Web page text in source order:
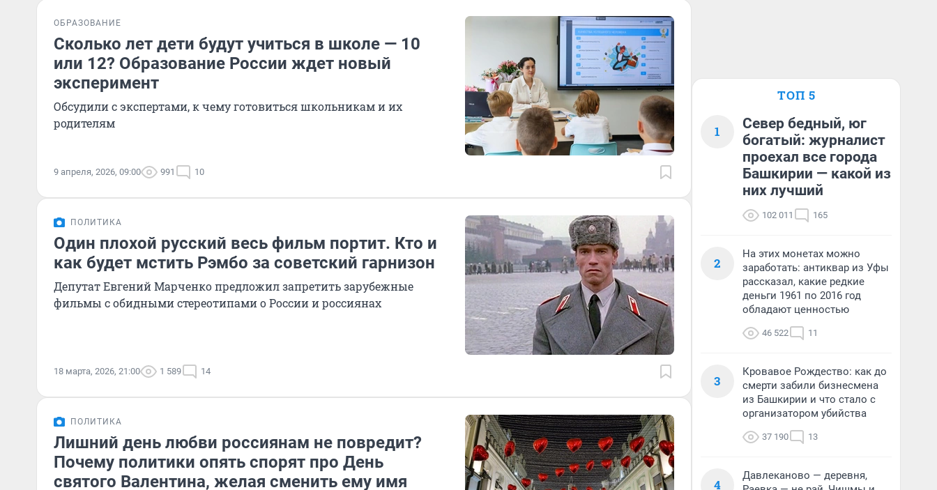
ОБРАЗОВАНИЕ
Сколько лет дети будут учиться в школе — 10
или 12? Образование России ждет новый
эксперимент
Обсудили с экспертами, к чему готовиться школьникам и их
родителям
9 апреля, 2026, 09:00 991 10
ПОЛИТИКА
Один плохой русский весь фильм портит. Кто и
как будет мстить Рэмбо за советский гарнизон
Депутат Евгений Марченко предложил запретить зарубежные
фильмы с обидными стереотипами о России и россиянах
18 марта, 2026, 21:00 1 589 14
ПОЛИТИКА
Лишний день любви россиянам не повредит?
Почему политики опять спорят про День
святого Валентина, желая сменить ему имя
ТОП 5
1
Север бедный, юг
богатый: журналист
проехал все города
Башкирии — какой из
них лучший
102 011 165
2
На этих монетах можно
заработать: антиквар из Уфы
рассказал, какие редкие
деньги 1961 по 2016 год
обладают ценностью
46 522 11
3
Кровавое Рождество: как до
смерти забили бизнесмена
из Башкирии и что стало с
организатором убийства
37 190 13
4
Давлеканово — деревня,